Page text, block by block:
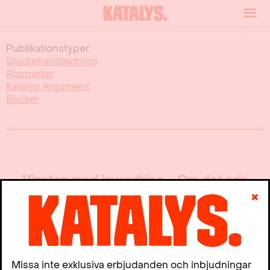
Publikationstyper:
Studiehandledning
Rapporter
Katalys Argument
Böcker
Vinsten med invandring – Om det pris
vi alla betalar för Tidöpolitikens
stängda gränser
mars, 2025
✖
Missa inte exklusiva erbjudanden och inbjudningar